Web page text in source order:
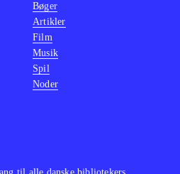
Bøger
Artikler
Film
Musik
Spil
Noder